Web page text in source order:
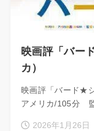
映画評「バー
カ）
映画評「バード★
アメリカ/105分
2026年1月26日